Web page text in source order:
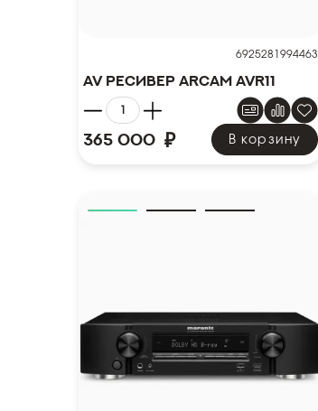
6925281994463
AV ресивер Arcam AVR11
365 000 ₽ В корзину